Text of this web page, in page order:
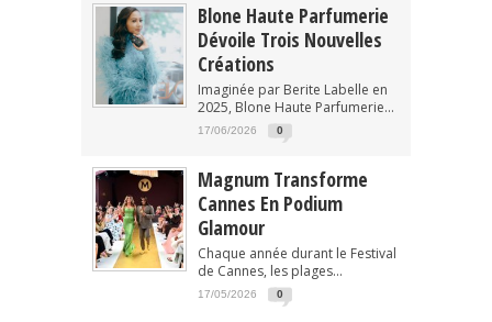
Blone Haute Parfumerie
Dévoile Trois Nouvelles
Créations
Imaginée par Berite Labelle en
2025, Blone Haute Parfumerie...
17/06/2026 0
Magnum Transforme
Cannes En Podium
Glamour
Chaque année durant le Festival
de Cannes, les plages...
17/05/2026 0